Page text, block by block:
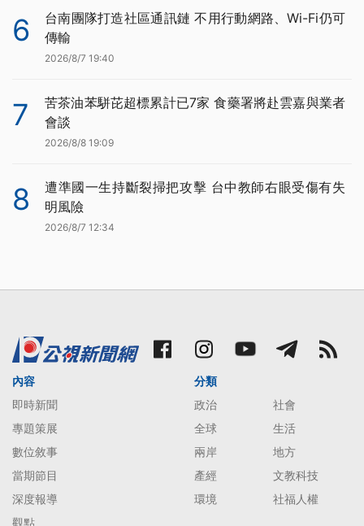
6
台南團隊打造社區通訊鏈 不用行動網路、Wi-Fi仍可
傳輸
2026/8/7 19:40
7
苦茶油苯駢芘超標累計已7家 食藥署將赴雲嘉與業者
會談
2026/8/8 19:09
8
遭準國一生持斷裂掃把攻擊 台中教師右眼受傷有失
明風險
2026/8/7 12:34
內容
即時新聞
專題策展
數位敘事
當期節目
深度報導
觀點
分類
政治
社會
全球
生活
兩岸
地方
產經
文教科技
環境
社福人權